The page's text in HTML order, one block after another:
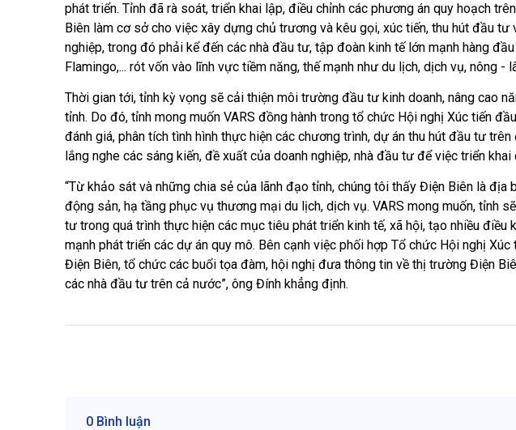
phát triển. Tỉnh đã rà soát, triển khai lập, điều chỉnh các phương án quy hoạch
Biên làm cơ sở cho việc xây dựng chủ trương và kêu gọi, xúc tiến, thu hút đầu
nghiệp, trong đó phải kể đến các nhà đầu tư, tập đoàn kinh tế lớn mạnh hàng
Flamingo,... rót vốn vào lĩnh vực tiềm năng, thế mạnh như du lịch, dịch vụ, nông -
Thời gian tới, tỉnh kỳ vọng sẽ cải thiện môi trường đầu tư kinh doanh, nâng cao
tỉnh. Do đó, tỉnh mong muốn VARS đồng hành trong tổ chức Hội nghị Xúc tiến
đánh giá, phân tích tình hình thực hiện các chương trình, dự án thu hút đầu tư
lắng nghe các sáng kiến, đề xuất của doanh nghiệp, nhà đầu tư để việc triển
“Từ khảo sát và những chia sẻ của lãnh đạo tỉnh, chúng tôi thấy Điện Biên là
động sản, hạ tầng phục vụ thương mại du lịch, dịch vụ. VARS mong muốn, tỉnh
tư trong quá trình thực hiện các mục tiêu phát triển kinh tế, xã hội, tạo nhiều điều
mạnh phát triển các dự án quy mô. Bên cạnh việc phối hợp Tổ chức Hội nghị
Điện Biên, tổ chức các buổi tọa đàm, hội nghị đưa thông tin về thị trường Điện
các nhà đầu tư trên cả nước”, ông Đính khẳng định.
0 Bình luận